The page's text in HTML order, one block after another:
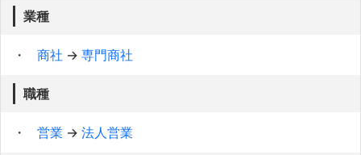
業種
商社 → 専門商社
職種
営業 → 法人営業